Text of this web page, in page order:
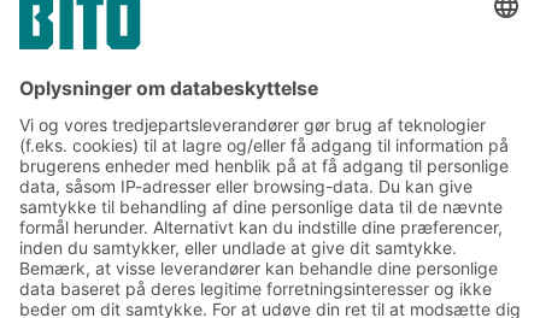
Tilmeld dig vores BITO
nyhedsbrev:
Nyheder og viden om lager
og logistik
Eksklusiv rabat